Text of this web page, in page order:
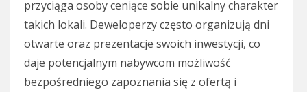
przyciąga osoby ceniące sobie unikalny charakter
takich lokali. Deweloperzy często organizują dni
otwarte oraz prezentacje swoich inwestycji, co
daje potencjalnym nabywcom możliwość
bezpośredniego zapoznania się z ofertą i